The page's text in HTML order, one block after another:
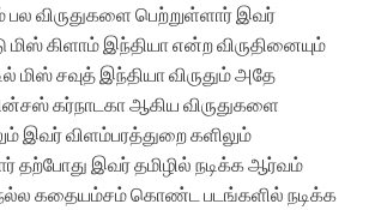
பல விருதுகளை பெற்றுள்ளார் இவர்
கிளாம் இந்தியா என்ற விருதினையும்
சவுத் இந்தியா விருதும் அதே
கர்நாடகா ஆகிய விருதுகளை
இவர் விளம்பரத்துறை களிலும்
தற்போது இவர் தமிழில் நடிக்க ஆர்வம்
நல்ல கதையம்சம் கொண்ட படங்களில் நடிக்க